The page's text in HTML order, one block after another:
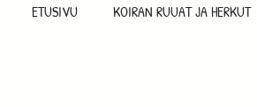
ETUSIVU KOIRAN RUUAT JA HERKUT